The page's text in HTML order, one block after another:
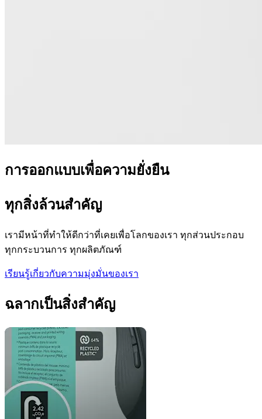
การออกแบบเพื่อความยั่งยืน
ทุกสิ่งล้วนสำคัญ
เรามีหน้าที่ทำให้ดีกว่าที่เคยเพื่อโลกของเรา ทุกส่วนประกอบ
ทุกกระบวนการ ทุกผลิตภัณฑ์
เรียนรู้เกี่ยวกับความมุ่งมั่นของเรา
ฉลากเป็นสิ่งสำคัญ